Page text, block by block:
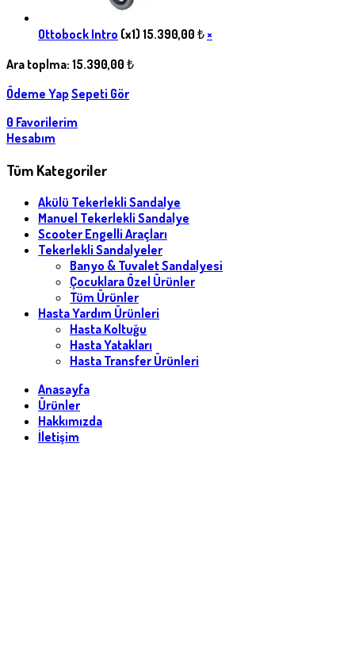
Ottobock Intro (x1) 15.390,00 ₺ ×
Ara toplma: 15.390,00 ₺
Ödeme Yap Sepeti Gör
0 Favorilerim
Hesabım
Tüm Kategoriler
Akülü Tekerlekli Sandalye
Manuel Tekerlekli Sandalye
Scooter Engelli Araçları
Tekerlekli Sandalyeler
Banyo & Tuvalet Sandalyesi
Çocuklara Özel Ürünler
Tüm Ürünler
Hasta Yardım Ürünleri
Hasta Koltuğu
Hasta Yatakları
Hasta Transfer Ürünleri
Anasayfa
Ürünler
Hakkımızda
İletişim